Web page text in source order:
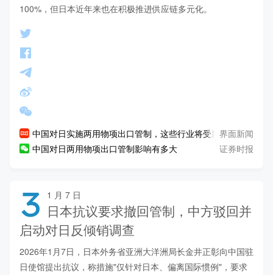
100%，但日本近年来也在积极推进供应链多元化。
中国对日实施两用物项出口管制，这些行业将受影响界面新闻
中国对日两用物项出口管制影响有多大 证券时报
3 1 月 7 日
日本抗议要求撤回管制，中方驳回并
启动对日反倾销调查
2026年1月7日，日本外务省亚洲大洋洲局长金井正彰向中国驻
日使馆提出抗议，称措施"仅针对日本、偏离国际惯例"，要求